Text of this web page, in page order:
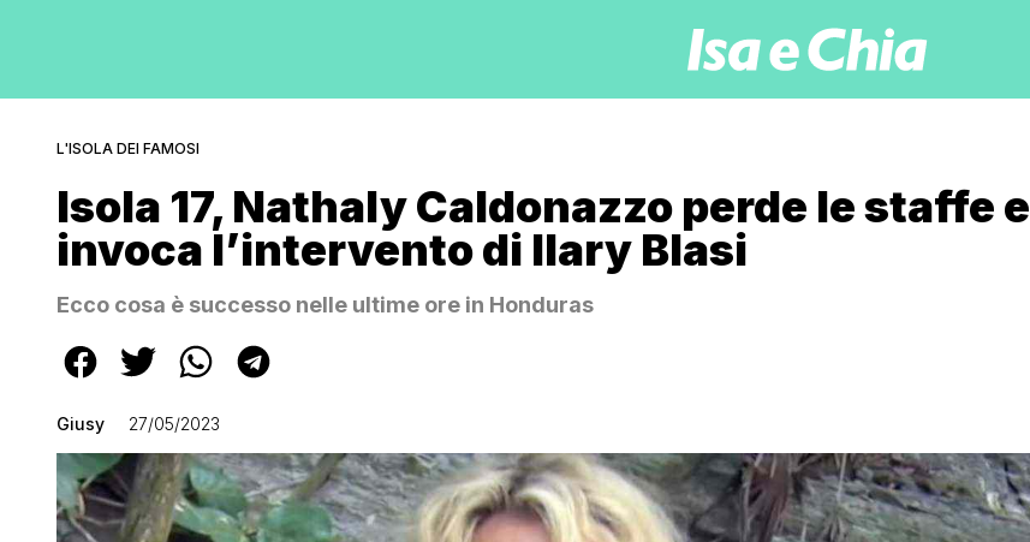
L'ISOLA DEI FAMOSI
Isola 17, Nathaly Caldonazzo perde le staffe e
invoca l’intervento di Ilary Blasi
Ecco cosa è successo nelle ultime ore in Honduras
Giusy 27/05/2023